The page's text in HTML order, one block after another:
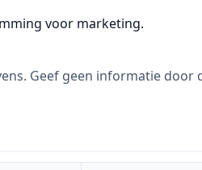
voor marketing.
Geef geen informatie door